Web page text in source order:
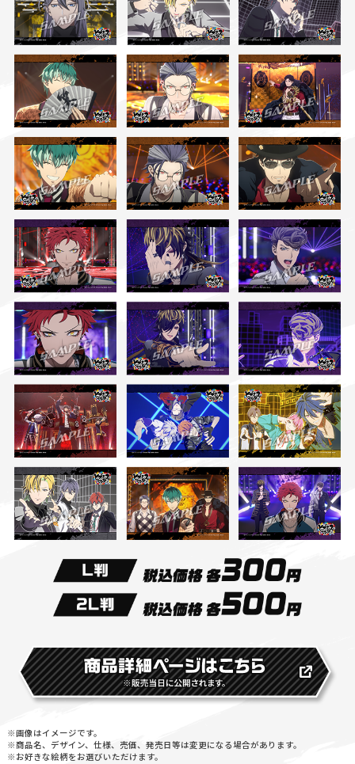
※画像はイメージです。
※商品名、デザイン、仕様、売価、発売日等は変更になる場合があります。
※お好きな絵柄をお選びいただけます。